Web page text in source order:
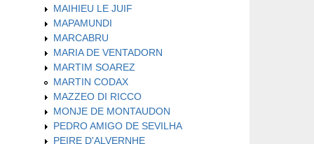
MAIHIEU LE JUIF
MAPAMUNDI
MARCABRU
MARIA DE VENTADORN
MARTIM SOAREZ
MARTIN CODAX
MAZZEO DI RICCO
MONJE DE MONTAUDON
PEDRO AMIGO DE SEVILHA
PEIRE D'ALVERNHE